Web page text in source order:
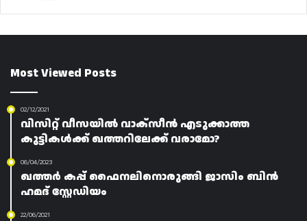
Most Viewed Posts
02/12/2021
വിസിറ്റ് വീസയിൽ വാക്സീൻ എടുക്കാത്ത
കുട്ടികൾക്ക് ഖത്തറിലേക്ക് വരാമോ?
06/04/2023
ഖത്തർ കപ്പ് ഫൈനലിനൊരുങ്ങി ജാസിം ബിൻ
ഹമദ് സ്റ്റേഡിയം
22/06/2021